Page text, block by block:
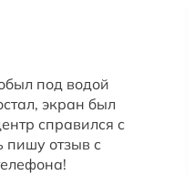
под водой
экран был
справился с
пишу отзыв с